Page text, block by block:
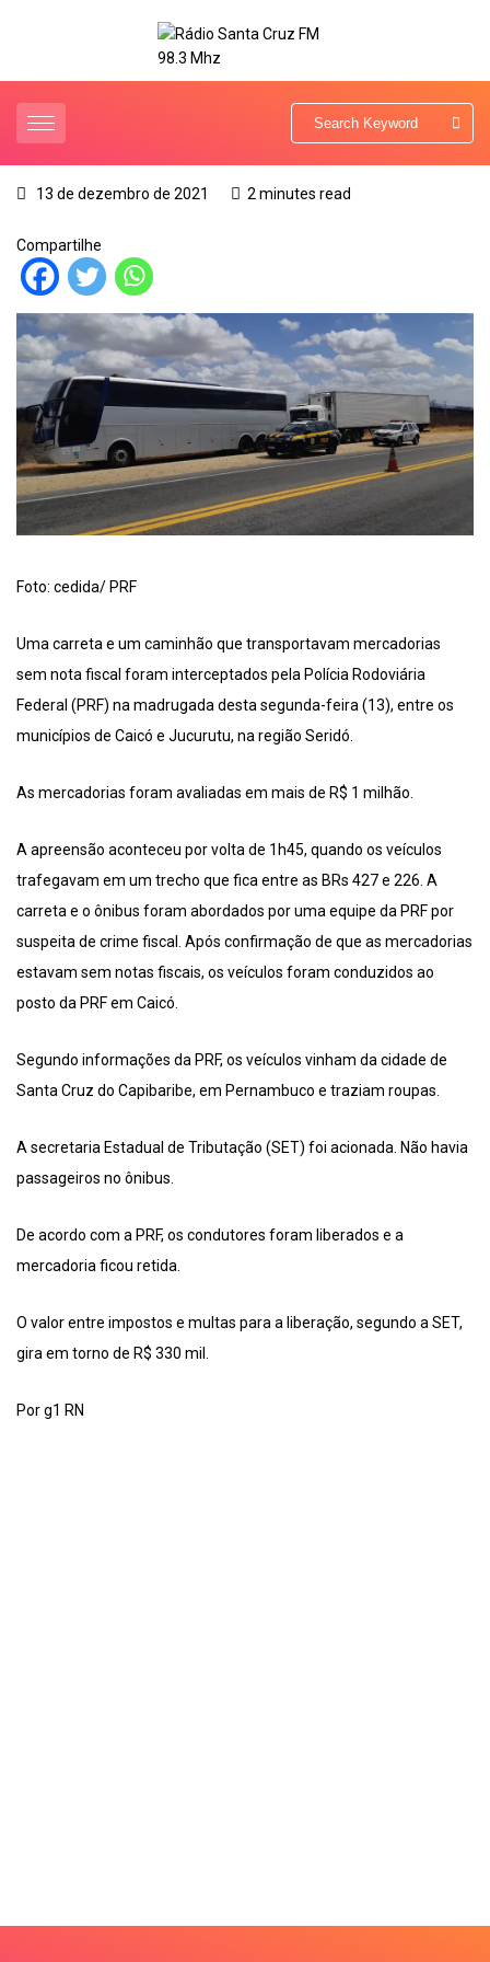
13 de dezembro de 2021 2 minutes read
Compartilhe
Foto: cedida/ PRF
Uma carreta e um caminhão que transportavam mercadorias
sem nota fiscal foram interceptados pela Polícia Rodoviária
Federal (PRF) na madrugada desta segunda-feira (13), entre os
municípios de Caicó e Jucurutu, na região Seridó.
As mercadorias foram avaliadas em mais de R$ 1 milhão.
A apreensão aconteceu por volta de 1h45, quando os veículos
trafegavam em um trecho que fica entre as BRs 427 e 226. A
carreta e o ônibus foram abordados por uma equipe da PRF por
suspeita de crime fiscal. Após confirmação de que as mercadorias
estavam sem notas fiscais, os veículos foram conduzidos ao
posto da PRF em Caicó.
Segundo informações da PRF, os veículos vinham da cidade de
Santa Cruz do Capibaribe, em Pernambuco e traziam roupas.
A secretaria Estadual de Tributação (SET) foi acionada. Não havia
passageiros no ônibus.
De acordo com a PRF, os condutores foram liberados e a
mercadoria ficou retida.
O valor entre impostos e multas para a liberação, segundo a SET,
gira em torno de R$ 330 mil.
Por g1 RN